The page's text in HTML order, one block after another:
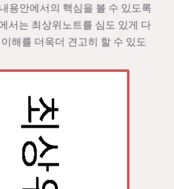
용안에서의 핵심을 볼 수 있도록
서는 최상위노트를 심도 있게 다
해를 더욱더 견고히 할 수 있도